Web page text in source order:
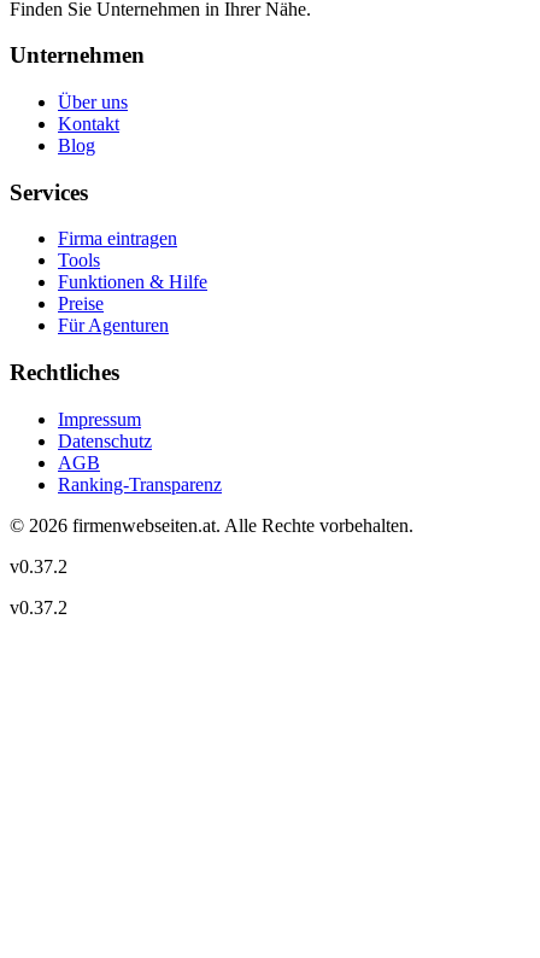
Finden Sie Unternehmen in Ihrer Nähe.
Unternehmen
Über uns
Kontakt
Blog
Services
Firma eintragen
Tools
Funktionen & Hilfe
Preise
Für Agenturen
Rechtliches
Impressum
Datenschutz
AGB
Ranking-Transparenz
© 2026 firmenwebseiten.at. Alle Rechte vorbehalten.
v0.37.2
v0.37.2